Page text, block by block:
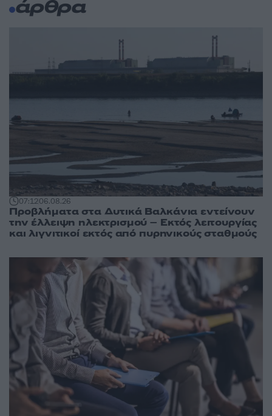
άρθρα
07:1206.08.26
Προβλήματα στα Δυτικά Βαλκάνια εντείνουν
την έλλειψη ηλεκτρισμού – Εκτός λειτουργίας
και λιγνιτικοί εκτός από πυρηνικούς σταθμούς